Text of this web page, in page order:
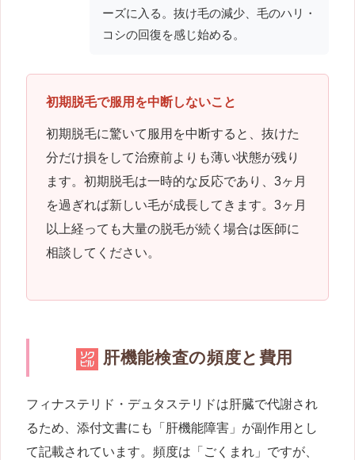
ーズに入る。抜け毛の減少、毛のハリ・
コシの回復を感じ始める。
初期脱毛で服用を中断しないこと
初期脱毛に驚いて服用を中断すると、抜けた
分だけ損をして治療前よりも薄い状態が残り
ます。初期脱毛は一時的な反応であり、3ヶ月
を過ぎれば新しい毛が成長してきます。3ヶ月
以上経っても大量の脱毛が続く場合は医師に
相談してください。
肝機能検査の頻度と費用
フィナステリド・デュタステリドは肝臓で代謝され
るため、添付文書にも「肝機能障害」が副作用とし
て記載されています。頻度は「ごくまれ」ですが、